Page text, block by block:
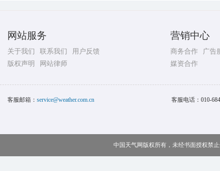
网站服务
关于我们 联系我们
用户反馈
版权声明
网站律师
营销中心
商务合作
广告
媒资合作
客服邮箱： service@weather.com.cn 客服电话： 010-
中国天气网版权所有，未经书面授权